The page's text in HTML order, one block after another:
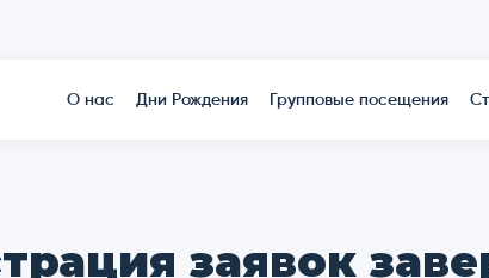
О нас Дни Рождения Групповые
заявок